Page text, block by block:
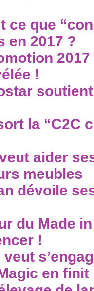
ce que
en 2017 ?
!
la “C2C
aider
meubles
dévoile
du Made
!
veut
en